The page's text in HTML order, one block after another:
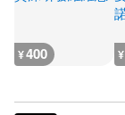
¥400 ¥